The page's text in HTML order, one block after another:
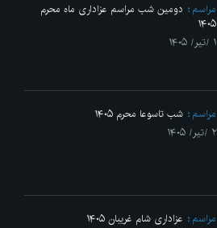
مراسم
دومین شب مراسم عزاداری ماه محرم
۱۴۰۵
۱ /تیر/ ۱۴۰۵
مراسم
شب تاسوعا محرم ۱۴۰۵
۲ /تیر/ ۱۴۰۵
مراسم
عزاداری شام غریبان ۱۴۰۵